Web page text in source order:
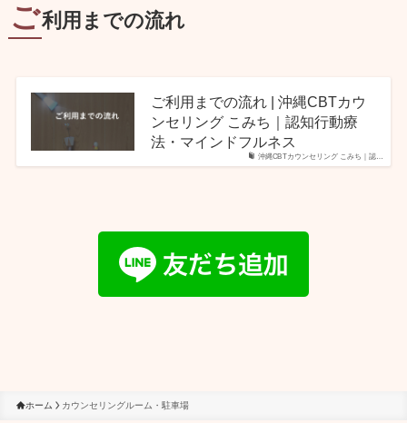
ご利用までの流れ
沖縄CBTカウンセリング こみち｜認…
ご利用までの流れ | 沖縄CBTカウ
ンセリング こみち｜認知行動療
法・マインドフルネス
ホーム カウンセリングルーム・駐車場